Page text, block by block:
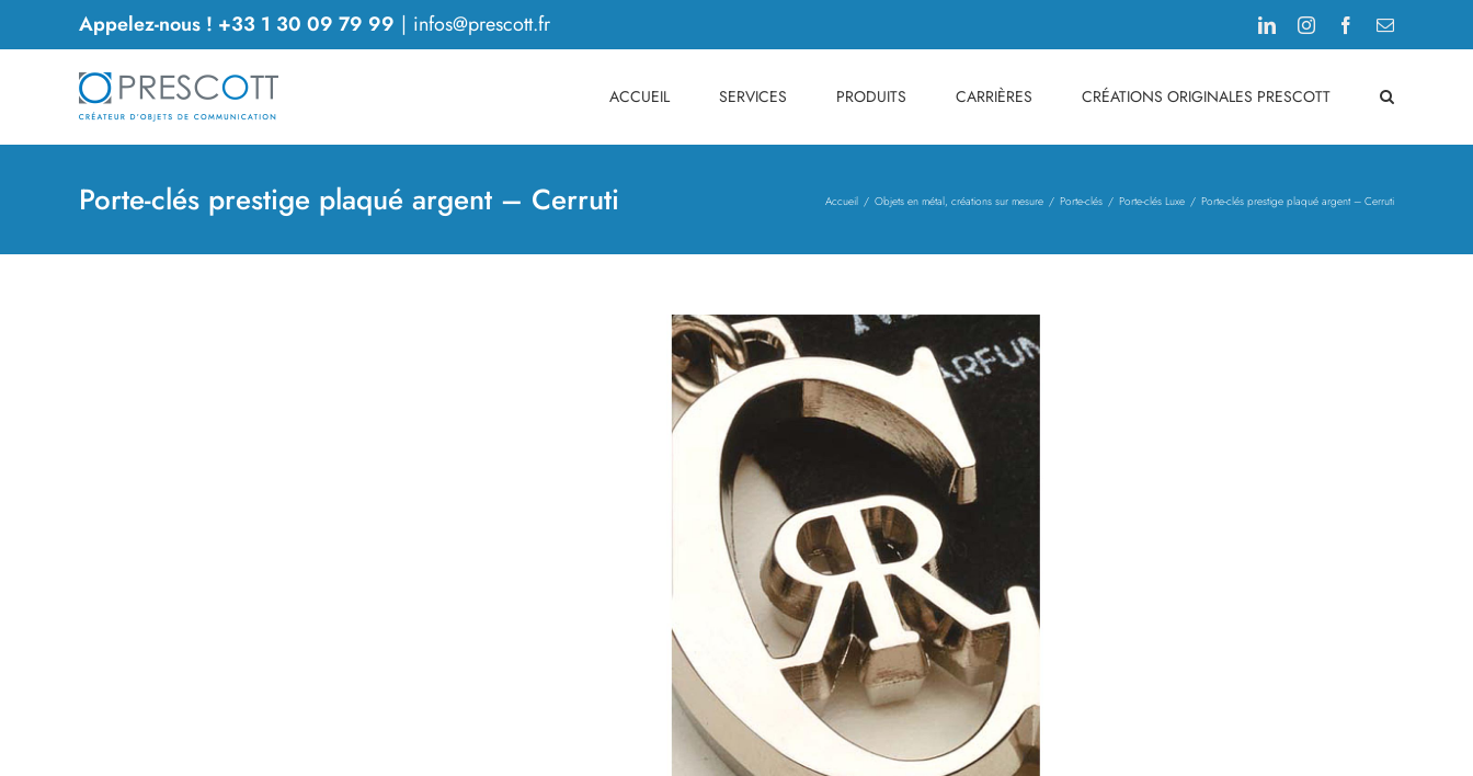
au
Appelez-nous ! +33 1 30 09 79 99 | infos@prescott.fr LinkedInInstagramFacebook
Email
ACCUEIL SERVICES PRODUITS CARRIÈRES CRÉATIONS ORIGINALES PRESCOTT
Porte-clés prestige plaqué argent – Cerruti Accueil Objets en métal, créations sur mesure Porte-clés Porte-clés Luxe Porte-clés prestige plaqué argent – Cerruti